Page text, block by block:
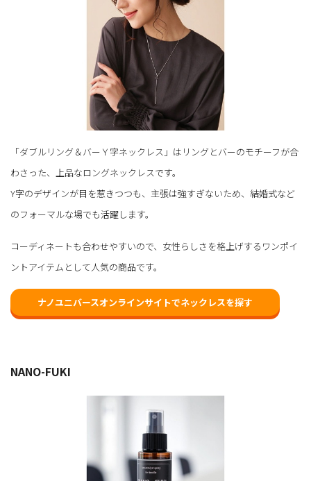
「ダブルリング＆バーＹ字ネックレス」はリングとバーのモチーフが合
わさった、上品なロングネックレスです。
Y字のデザインが目を惹きつつも、主張は強すぎないため、結婚式など
のフォーマルな場でも活躍します。
コーディネートも合わせやすいので、女性らしさを格上げするワンポイ
ントアイテムとして人気の商品です。
ナノユニバースオンラインサイトでネックレスを探す
NANO-FUKI